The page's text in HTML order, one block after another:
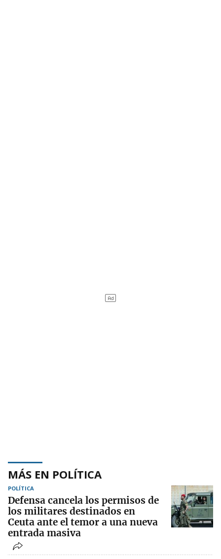
MÁS EN POLÍTICA
POLÍTICA
Defensa cancela los permisos de
los militares destinados en
Ceuta ante el temor a una nueva
entrada masiva